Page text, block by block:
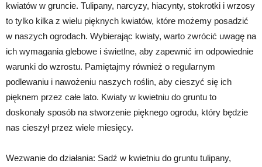
kwiatów w gruncie. Tulipany, narcyzy, hiacynty, stokrotki i wrzosy
to tylko kilka z wielu pięknych kwiatów, które możemy posadzić
w naszych ogrodach. Wybierając kwiaty, warto zwrócić uwagę na
ich wymagania glebowe i świetlne, aby zapewnić im odpowiednie
warunki do wzrostu. Pamiętajmy również o regularnym
podlewaniu i nawożeniu naszych roślin, aby cieszyć się ich
pięknem przez całe lato. Kwiaty w kwietniu do gruntu to
doskonały sposób na stworzenie pięknego ogrodu, który będzie
nas cieszył przez wiele miesięcy.
Wezwanie do działania: Sadź w kwietniu do gruntu tulipany,